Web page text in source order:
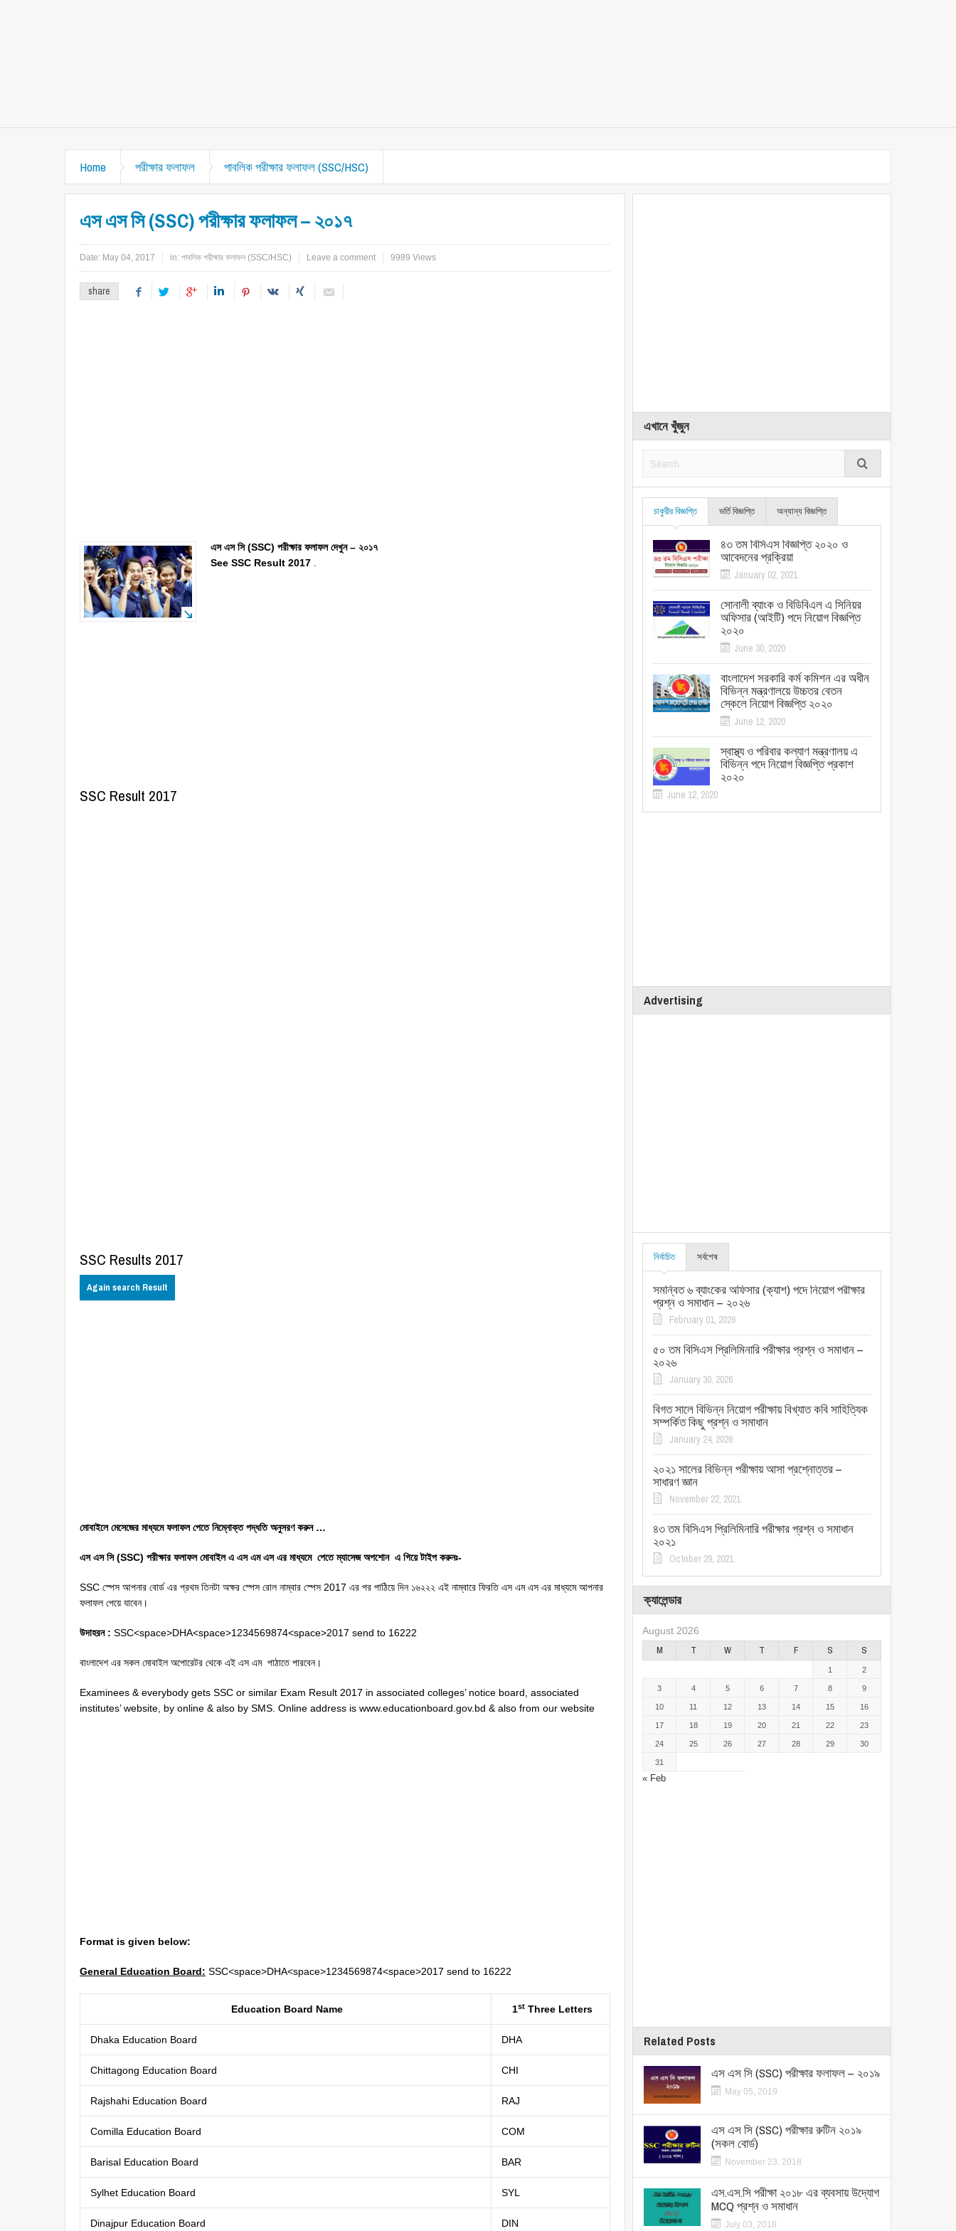
Home পরীক্ষার ফলাফল পাবলিক পরীক্ষার ফলাফল (SSC/HSC)
এস এস সি (SSC) পরীক্ষার ফলাফল – ২০১৭
Date: May 04, 2017 in: পাবলিক পরীক্ষার ফলাফল (SSC/HSC) Leave a comment 9989 Views
share
এস এস সি (SSC) পরীক্ষার ফলাফল দেখুন – ২০১৭
See SSC Result 2017
SSC Result 2017
SSC Results 2017
Again search Result
মোবাইলে মেসেজের মাধ্যমে ফলাফল পেতে নিম্নোক্ত পদ্ধতি অনুসরণ করুন …
এস এস সি (SSC) পরীক্ষার ফলাফল মোবাইল এ এস এম এস এর মাধ্যমে পেতে ম্যাসেজ অপশোন এ গিয়ে টাইপ করুনঃ-
SSC স্পেস আপনার বোর্ড এর প্রথম তিনটা অক্ষর স্পেস রোল নাম্বার স্পেস 2017 এর পর পাঠিয়ে দিন ১৬২২২ এই নাম্বারে ফিরতি এস এম এস এর মাধ্যমে আপনার
ফলাফল পেয়ে যাবেন।
উদাহরন : SSC<space>DHA<space>1234569874<space>2017 send to 16222
বাংলাদেশ এর সকল মোবাইল অপোরেটর থেকে এই এস এম পাঠাতে পারবেন।
Examinees & everybody gets SSC or similar Exam Result 2017 in associated colleges’ notice board, associated
institutes’ website, by online & also by SMS. Online address is www.educationboard.gov.bd & also from our website
Format is given below:
General Education Board: SSC<space>DHA<space>1234569874<space>2017 send to 16222
Education Board Name 1stThree Letters
Dhaka Education Board DHA
Chittagong Education Board CHI
Rajshahi Education Board RAJ
Comilla Education Board COM
Barisal Education Board BAR
Sylhet Education Board SYL
Dinajpur Education Board DIN
এখানে খুঁজুন
চাকুরীর বিজ্ঞপ্তি ভর্তি বিজ্ঞপ্তি অন্যান্য বিজ্ঞপ্তি
৪৩ তম বিসিএস বিজ্ঞপ্তি ২০২০ ও
আবেদনের প্রক্রিয়া
January 02, 2021
সোনালী ব্যাংক ও বিডিবিএল এ সিনিয়র
অফিসার (আইটি) পদে নিয়োগ বিজ্ঞপ্তি
২০২০
June 30, 2020
বাংলাদেশ সরকারি কর্ম কমিশন এর অধীন
বিভিন্ন মন্ত্রণালয়ে উচ্চতর বেতন
স্কেলে নিয়োগ বিজ্ঞপ্তি ২০২০
June 12, 2020
স্বাস্থ্য ও পরিবার কল্যাণ মন্ত্রণালয় এ
বিভিন্ন পদে নিয়োগ বিজ্ঞপ্তি প্রকাশ
২০২০
June 12, 2020
Advertising
নির্বাচিত সর্বশেষ
সমন্বিত ৬ ব্যাংকের অফিসার (ক্যাশ) পদে নিয়োগ পরীক্ষার
প্রশ্ন ও সমাধান – ২০২৬
February 01, 2026
৫০ তম বিসিএস প্রিলিমিনারি পরীক্ষার প্রশ্ন ও সমাধান –
২০২৬
January 30, 2026
বিগত সালে বিভিন্ন নিয়োগ পরীক্ষায় বিখ্যাত কবি সাহিত্যিক
সম্পর্কিত কিছু প্রশ্ন ও সমাধান
January 24, 2026
২০২১ সালের বিভিন্ন পরীক্ষায় আসা প্রশ্নোত্তর –
সাধারণ জ্ঞান
November 22, 2021
৪৩ তম বিসিএস প্রিলিমিনারি পরীক্ষার প্রশ্ন ও সমাধান
২০২১
October 29, 2021
ক্যালেন্ডার
August 2026
M T W T F S S
« Feb
1 2
3 4 5 6 7 8 9
10 11 12 13 14 15 16
17 18 19 20 21 22 23
24 25 26 27 28 29 30
31
Related Posts
এস এস সি (SSC) পরীক্ষার ফলাফল – ২০১৯
May 05, 2019
এস এস সি (SSC) পরীক্ষার রুটিন ২০১৯
(সকল বোর্ড)
November 23, 2018
এস.এস.সি পরীক্ষা ২০১৮ এর ব্যবসায় উদ্যোগ
MCQ প্রশ্ন ও সমাধান
July 03, 2018